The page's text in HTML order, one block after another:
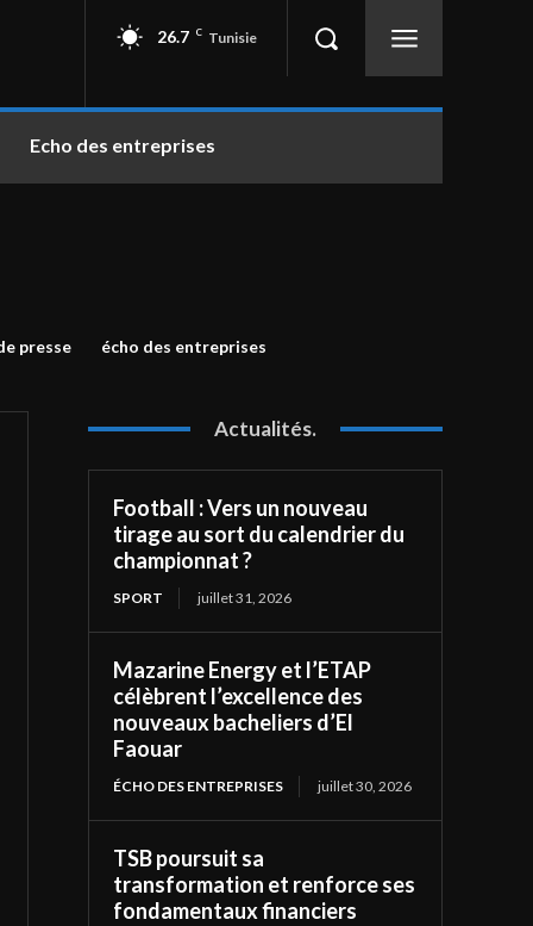
26.7 C Tunisie
Echo des entreprises
presse écho des entreprises
Actualités.
Football : Vers un nouveau
tirage au sort du calendrier du
championnat ?
SPORT juillet 31, 2026
Mazarine Energy et l’ETAP
célèbrent l’excellence des
nouveaux bacheliers d’El
Faouar
ÉCHO DES ENTREPRISES juillet 30, 2026
TSB poursuit sa
transformation et renforce ses
fondamentaux financiers